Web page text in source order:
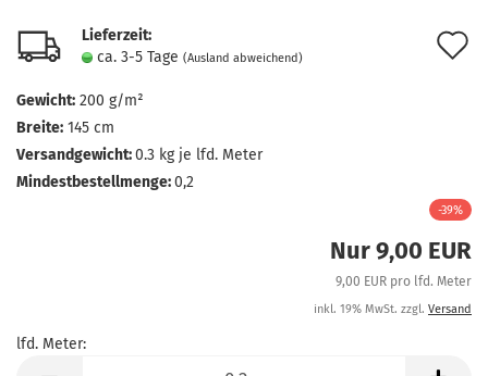
Lieferzeit:
ca. 3-5 Tage (Ausland abweichend)
Gewicht: 200 g/m²
Breite: 145 cm
Versandgewicht:0.3 kg je lfd. Meter
Mindestbestellmenge:0,2
-39%
Nur 9,00 EUR
9,00 EUR pro lfd. Meter
inkl. 19% MwSt. zzgl. Versand
lfd. Meter: